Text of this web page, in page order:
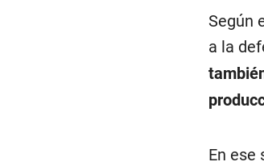
Según
a la
En ese